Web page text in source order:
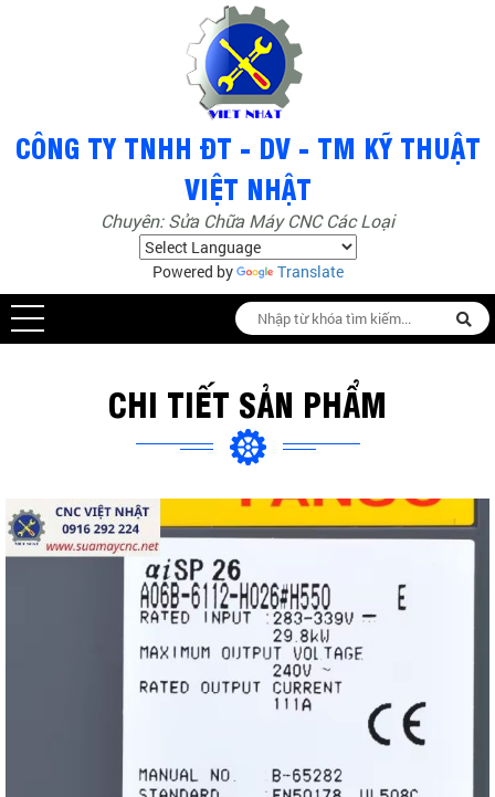
Chuyên: Sửa Chữa Máy CNC Các Loại
Powered by Translate
CHI TIẾT SẢN PHẨM